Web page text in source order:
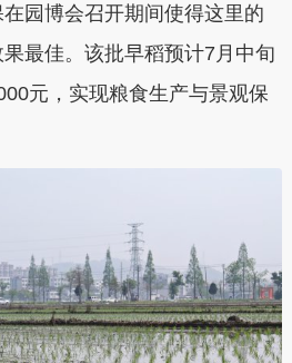
园博会召开期间使得这里的
最佳。该批早稻预计7月中旬
元，实现粮食生产与景观保